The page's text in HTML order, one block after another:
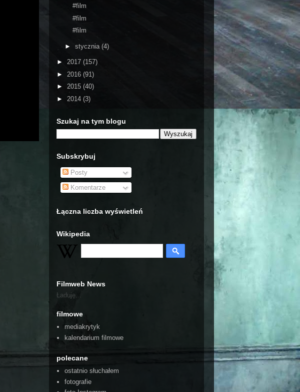
#film
#film
#film
► stycznia (4)
► 2017 (157)
► 2016 (91)
► 2015 (40)
► 2014 (3)
Szukaj na tym blogu
Subskrybuj
Posty
Komentarze
Łączna liczba wyświetleń
Wikipedia
Filmweb News
Ładuję...
filmowe
mediakrytyk
kalendarium filmowe
polecane
ostatnio słuchałem
fotografie